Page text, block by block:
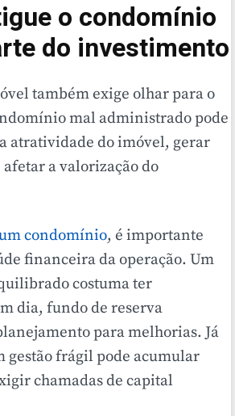
o condomínio
do investimento
também exige olhar para o
mal administrado pode
atratividade do imóvel, gerar
afetar a valorização do
condomínio, é importante
financeira da operação. Um
costuma ter
dia, fundo de reserva
para melhorias. Já
gestão frágil pode acumular
chamadas de capital